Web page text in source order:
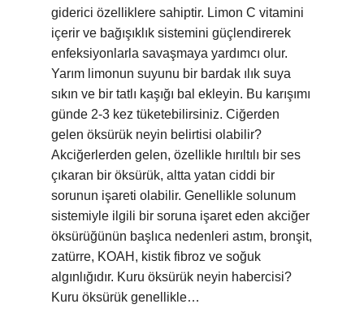
giderici özelliklere sahiptir. Limon C vitamini
içerir ve bağışıklık sistemini güçlendirerek
enfeksiyonlarla savaşmaya yardımcı olur.
Yarım limonun suyunu bir bardak ılık suya
sıkın ve bir tatlı kaşığı bal ekleyin. Bu karışımı
günde 2-3 kez tüketebilirsiniz. Ciğerden
gelen öksürük neyin belirtisi olabilir?
Akciğerlerden gelen, özellikle hırıltılı bir ses
çıkaran bir öksürük, altta yatan ciddi bir
sorunun işareti olabilir. Genellikle solunum
sistemiyle ilgili bir soruna işaret eden akciğer
öksürüğünün başlıca nedenleri astım, bronşit,
zatürre, KOAH, kistik fibroz ve soğuk
algınlığıdır. Kuru öksürük neyin habercisi?
Kuru öksürük genellikle…